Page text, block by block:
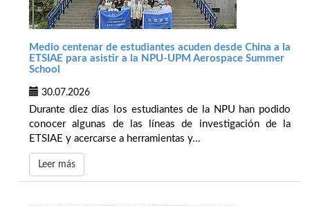
Medio centenar de estudiantes acuden desde China a la
ETSIAE para asistir a la NPU-UPM Aerospace Summer
School
30.07.2026
Durante diez días los estudiantes de la NPU han podido
conocer algunas de las líneas de investigación de la
ETSIAE y acercarse a herramientas y...
Leer más